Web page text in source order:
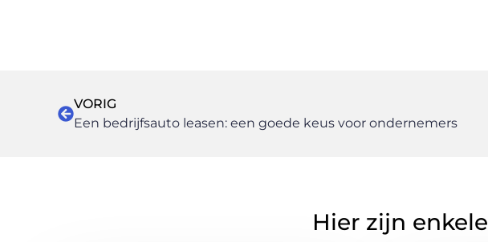
VORIG
Een bedrijfsauto leasen: een goede keus voor ondernemers
Hier zijn enkele